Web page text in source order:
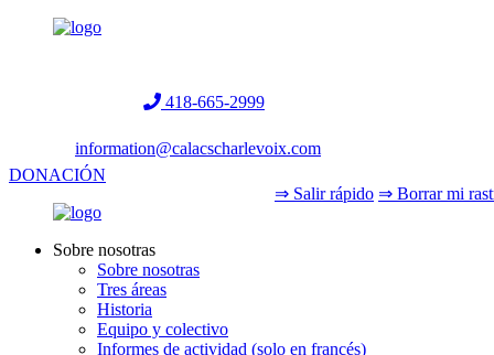
418-665-2999
information@calacscharlevoix.com
⇒ Salir rápido ⇒ Borrar mi
DONACIÓN
Sobre nosotras
Sobre nosotras
Tres áreas
Historia
Equipo y colectivo
Informes de actividad (solo en francés)